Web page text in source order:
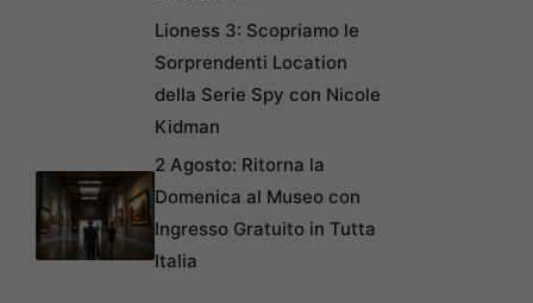
Lioness 3: Scopriamo le
Sorprendenti Location
della Serie Spy con Nicole
Kidman
2 Agosto: Ritorna la
Domenica al Museo con
Ingresso Gratuito in Tutta
Italia